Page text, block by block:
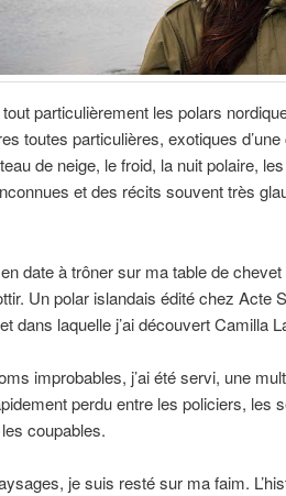
tout particulièrement les polars
toutes particulières, exotiques
de neige, le froid, la nuit polaire,
et des récits souvent très
date à trôner sur ma table de
Un polar islandais édité chez Acte
dans laquelle j’ai découvert Camilla
improbables, j’ai été servi, une
perdu entre les policiers, les
coupables.
je suis resté sur ma faim.